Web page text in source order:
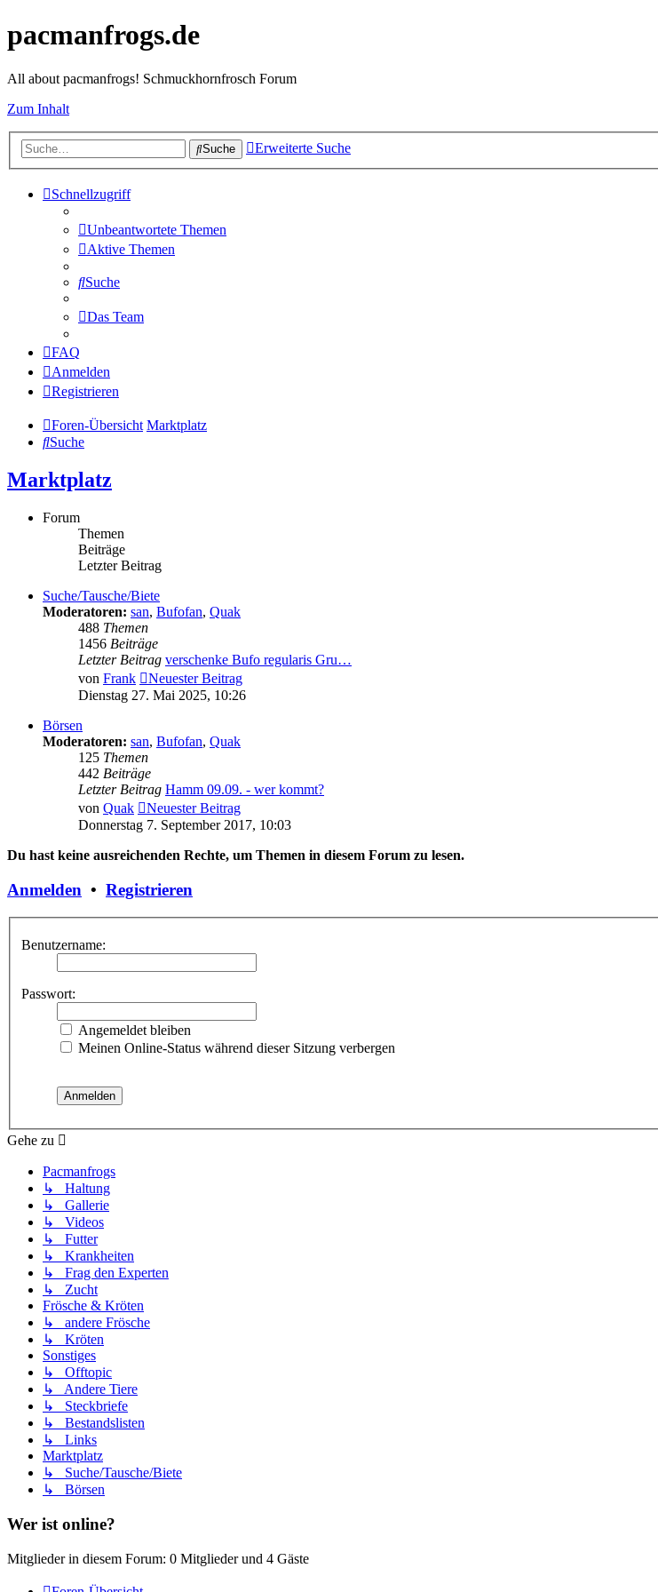
pacmanfrogs.de
All about pacmanfrogs! Schmuckhornfrosch Forum
Zum Inhalt
Suche Erweiterte Suche
Schnellzugriff
Unbeantwortete Themen
Aktive Themen
Suche
Das Team
FAQ
Anmelden
Registrieren
Foren-Übersicht Marktplatz
Suche
Marktplatz
Forum
Themen
Beiträge
Letzter Beitrag
Suche/Tausche/Biete
Moderatoren: san, Bufofan, Quak
488 Themen
1456 Beiträge
Letzter Beitrag verschenke Bufo regularis Gru…
von Frank
Neuester Beitrag
Dienstag 27. Mai 2025, 10:26
Börsen
Moderatoren: san, Bufofan, Quak
125 Themen
442 Beiträge
Letzter Beitrag Hamm 09.09. - wer kommt?
von Quak
Neuester Beitrag
Donnerstag 7. September 2017, 10:03
Du hast keine ausreichenden Rechte, um Themen in diesem Forum zu lesen.
Anmelden • Registrieren
Benutzername:
Passwort:
Angemeldet bleiben
Meinen Online-Status während dieser Sitzung verbergen
Gehe zu
Pacmanfrogs
↳ Haltung
↳ Gallerie
↳ Videos
↳ Futter
↳ Krankheiten
↳ Frag den Experten
↳ Zucht
Frösche & Kröten
↳ andere Frösche
↳ Kröten
Sonstiges
↳ Offtopic
↳ Andere Tiere
↳ Steckbriefe
↳ Bestandslisten
↳ Links
Marktplatz
↳ Suche/Tausche/Biete
↳ Börsen
Wer ist online?
Mitglieder in diesem Forum: 0 Mitglieder und 4 Gäste